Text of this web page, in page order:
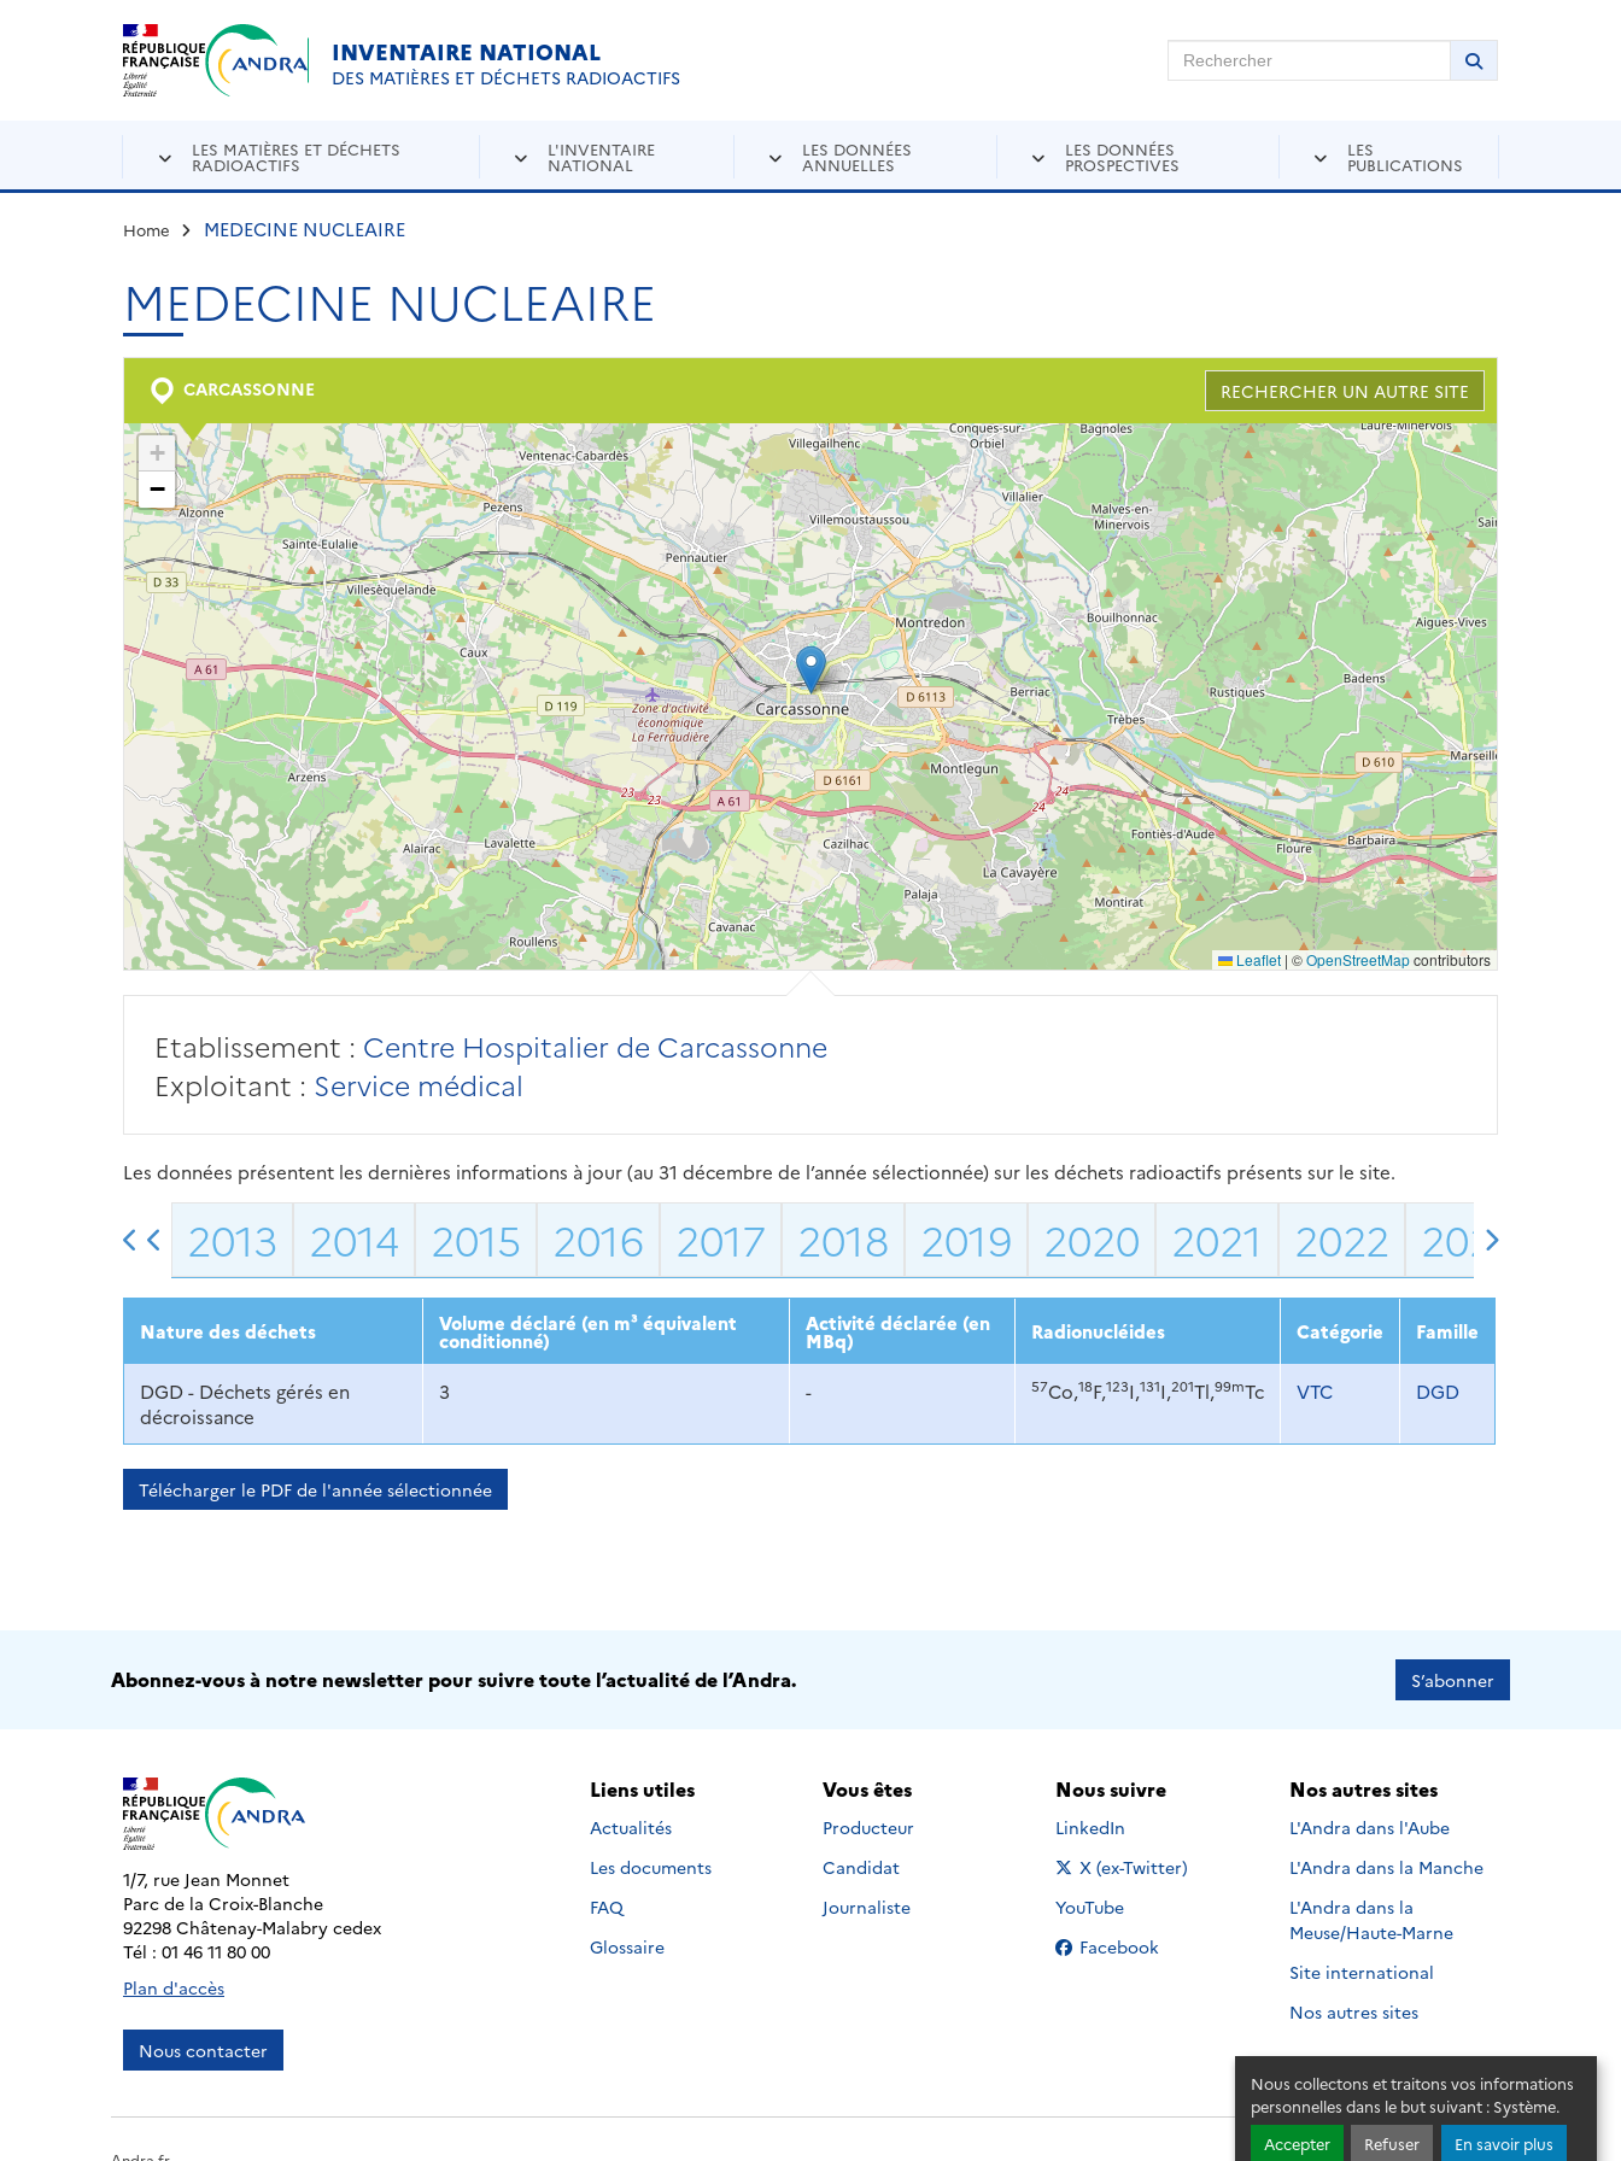
Nous collectons et traitons vos informations
personnelles dans le but suivant : Système.
Accepter
Refuser En savoir plus
Aller au contenu principal
INVENTAIRE NATIONAL
DES MATIÈRES ET DÉCHETS RADIOACTIFS
Rechercher sur Andra Inventaire Rechercher
Lancer la
LES MATIÈRES ET DÉCHETS
RADIOACTIFS
L'INVENTAIRE
NATIONAL
LES DONNÉES
ANNUELLES
LES DONNÉES
PROSPECTIVES
LES
PUBLICATIONS
Home MEDECINE NUCLEAIRE
MEDECINE NUCLEAIRE
CARCASSONNE RECHERCHER UN AUTRE SITE
+
−
Leaflet | ©OpenStreetMapcontributors
Etablissement : Centre Hospitalier de Carcassonne
Exploitant : Service médical
Les données présentent les dernières informations à jour (au 31 décembre de l’année sélectionnée) sur les déchets radioactifs présents sur le site.
2013 2014 2015 2016 2017 2018 2019 2020 2021 2022 2023
Nature des déchets Volume déclaré (en m³ équivalent
conditionné)
Activité déclarée (en
MBq) Radionucléides Catégorie Famille
DGD - Déchets gérés en
décroissance
3 - 57Co,18F,123I,131I,201Tl,99mTc VTC DGD
Télécharger le PDF de l'année sélectionnée
Abonnez-vous à notre newsletter pour suivre toute l’actualité de l’Andra. S’abonner
1/7, rue Jean Monnet
Parc de la Croix-Blanche
92298 Châtenay-Malabry cedex
Tél : 01 46 11 80 00
Plan d'accès
Nous contacter
Liens utiles
Actualités
Les documents
FAQ
Glossaire
Vous êtes
Producteur
Candidat
Journaliste
Nous suivre
Nous suivre sur
LinkedIn
Nous suivre sur
X (ex-Twitter)
Nous suivre sur
YouTube
Nous suivre sur
Facebook
Nos autres sites
L'Andra dans l'Aube
L'Andra dans la Manche
L'Andra dans la
Meuse/Haute-Marne
Site international
Nos autres sites